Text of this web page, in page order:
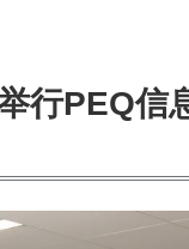
行PEQ信